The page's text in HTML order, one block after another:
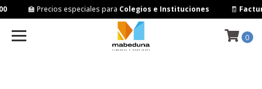
🏫 Precios especiales paraColegios e Instituciones 🧾
0